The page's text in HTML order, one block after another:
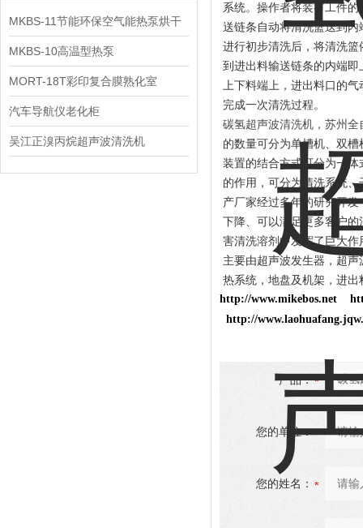
系统。操作者将装有工件
送链条自动将清洗篮送到
进行初步清洗后，将清洗
到进出料输送链条的内端
上下料端上，进出料口的
完成一次清洗过程。
碳氢超声波清洗机，苏州全
的数量可分为单槽机、双
装置的结合方式可分为一
的作用，可分为清洗系统
产厂家经过多年的研究开
下降、可以满足更多客户
害清洗溶剂中发挥了巨大作
主要由超声波发生器，超
热系统，地盘及机架，进
http://www.mikebos.net
http://
产品：
您的单位：
您的姓名：
MKBS-11节能环保空气能热泵烘干
机
MKBS-10高温型热泵
MORT-18T彩印复合膜熟化室
汽车导航仪老化柜
吴江正溴丙烷超声波清洗机